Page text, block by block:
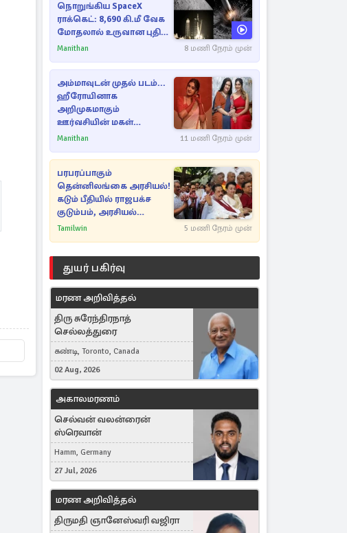
நொறுங்கிய SpaceX
ராக்கெட்: 8,690 கி.மீ வேக
மோதலால் உருவான புதிய
பள்ளம்!
Manithan 8 மணி நேரம் முன்
அம்மாவுடன் முதல் படம்...
ஹீரோயினாக
அறிமுகமாகும்
ஊர்வசியின் மகள்
தேஜலட்சுமி!
Manithan 11 மணி நேரம் முன்
பரபரப்பாகும்
தென்னிலங்கை அரசியல்!
கடும் பீதியில் ராஜபக்ச
குடும்பம், அரசியல்
நட்புகள்
Tamilwin 5 மணி நேரம் முன்
துயர் பகிர்வு
மரண அறிவித்தல்
திரு சுரேந்திரநாத்
செல்லத்துரை
கண்டி, Toronto, Canada
02 Aug, 2026
அகாலமரணம்
செல்வன் வலன்ரைன்
ஸ்ரெவான்
Hamm, Germany
27 Jul, 2026
மரண அறிவித்தல்
திருமதி ஞானேஸ்வரி வஜிரா